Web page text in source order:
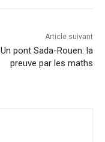
Article suivant
Un pont Sada-Rouen: la
preuve par les maths